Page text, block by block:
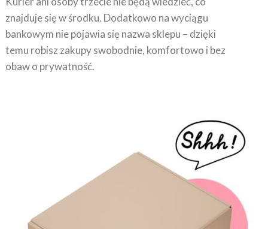
znajduje się w środku. Dodatkowo na wyciągu
bankowym nie pojawia się nazwa sklepu – dzięki
temu robisz zakupy swobodnie, komfortowo i bez
obaw o prywatność.